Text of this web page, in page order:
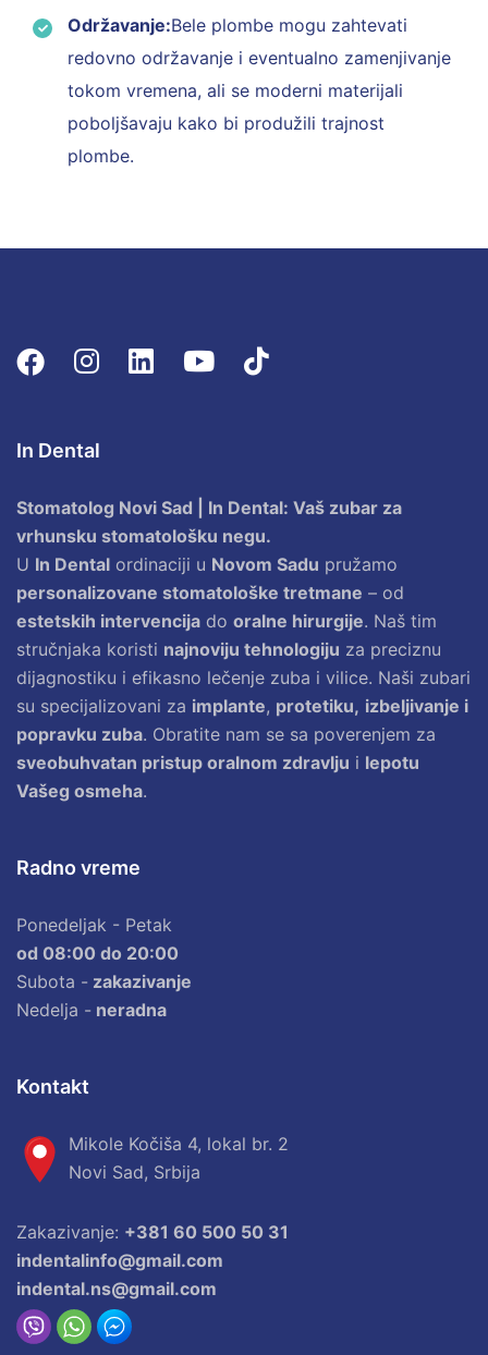
Održavanje:Bele plombe mogu zahtevati
redovno održavanje i eventualno zamenjivanje
tokom vremena, ali se moderni materijali
poboljšavaju kako bi produžili trajnost
plombe.
In Dental
Stomatolog Novi Sad | In Dental: Vaš zubar za
vrhunsku stomatološku negu.
U In Dental ordinaciji u Novom Sadu pružamo
personalizovane stomatološke tretmane – od
estetskih intervencija do oralne hirurgije. Naš tim
stručnjaka koristi najnoviju tehnologiju za preciznu
dijagnostiku i efikasno lečenje zuba i vilice. Naši zubari
su specijalizovani za implante, protetiku, izbeljivanje i
popravku zuba. Obratite nam se sa poverenjem za
sveobuhvatan pristup oralnom zdravlju i lepotu
Vašeg osmeha.
Radno vreme
Ponedeljak - Petak
od 08:00 do 20:00
Subota - zakazivanje
Nedelja - neradna
Kontakt
Mikole Kočiša 4, lokal br. 2
Novi Sad, Srbija
Zakazivanje: +381 60 500 50 31
indentalinfo@gmail.com
indental.ns@gmail.com